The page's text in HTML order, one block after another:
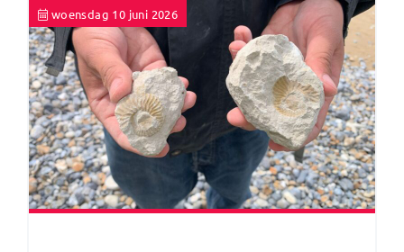
woensdag 10 juni 2026